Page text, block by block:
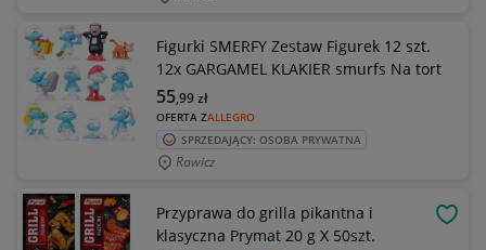
Figurki SMERFY Zestaw Figurek 12 szt.
12x GARGAMEL KLAKIER smurfs Na tort
OFERTA ZALLEGRO
55,99zł
SPRZEDAJĄCY: OSOBA PRYWATNA
Rawicz
Przyprawa do grilla pikantna i
klasyczna Prymat 20 g X 50szt.